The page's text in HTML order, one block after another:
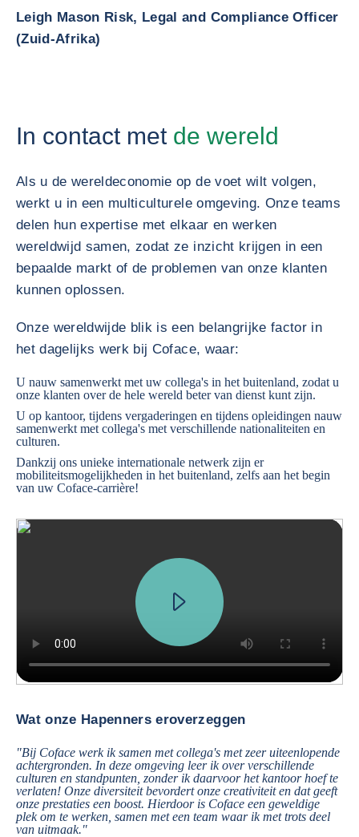
Leigh Mason Risk, Legal and Compliance Officer
(Zuid-Afrika)
In contact met de wereld
Als u de wereldeconomie op de voet wilt volgen,
werkt u in een multiculturele omgeving. Onze teams
delen hun expertise met elkaar en werken
wereldwijd samen, zodat ze inzicht krijgen in een
bepaalde markt of de problemen van onze klanten
kunnen oplossen.
Onze wereldwijde blik is een belangrijke factor in
het dagelijks werk bij Coface, waar:
U nauw samenwerkt met uw collega's in het buitenland, zodat u
onze klanten over de hele wereld beter van dienst kunt zijn.
U op kantoor, tijdens vergaderingen en tijdens opleidingen nauw
samenwerkt met collega's met verschillende nationaliteiten en
culturen.
Dankzij ons unieke internationale netwerk zijn er
mobiliteitsmogelijkheden in het buitenland, zelfs aan het begin
van uw Coface-carrière!
Wat onze Hapenners eroverzeggen
"Bij Coface werk ik samen met collega's met zeer uiteenlopende
achtergronden. In deze omgeving leer ik over verschillende
culturen en standpunten, zonder ik daarvoor het kantoor hoef te
verlaten! Onze diversiteit bevordert onze creativiteit en dat geeft
onze prestaties een boost. Hierdoor is Coface een geweldige
plek om te werken, samen met een team waar ik met trots deel
van uitmaak."